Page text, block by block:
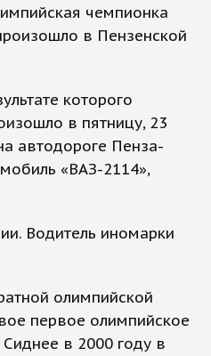
чемпионка
в Пензенской
которого
в пятницу, 23
автодороге Пенза-
«ВАЗ-2114»,
Водитель иномарки
олимпийской
первое олимпийское
в 2000 году в